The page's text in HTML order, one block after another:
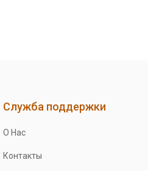
Служба поддержки
О Нас
Контакты